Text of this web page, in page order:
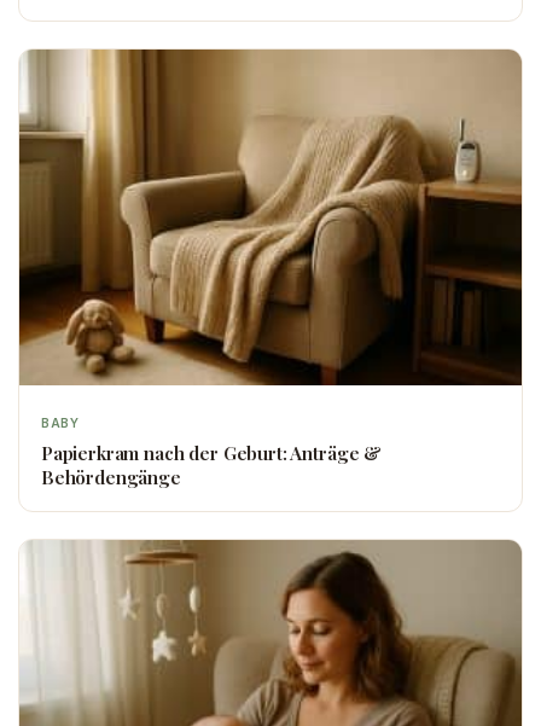
BABY
Papierkram nach der Geburt: Anträge &
Behördengänge